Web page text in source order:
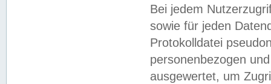
Bei jedem
sowie für jeden
Protokolldatei
personenbezogen
ausgewertet, um